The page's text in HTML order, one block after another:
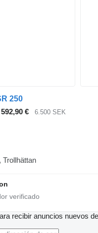
250
€
6.500 SEK
Trollhättan
recibir anuncios nuevos